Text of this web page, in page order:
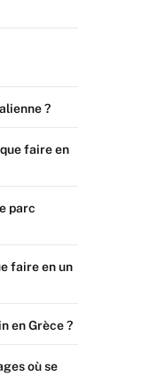
?
faire en
parc
faire en un
en Grèce ?
où se